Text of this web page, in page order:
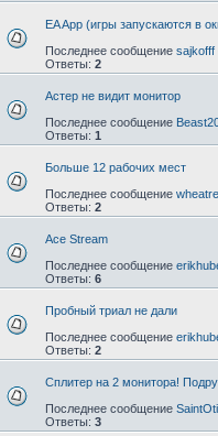
EA App (игры запускаются в
Последнее сообщение sajkofff
Ответы: 2
Астер не видит монитор
Последнее сообщение
Ответы: 1
Больше 12 рабочих мест
Последнее сообщение
Ответы: 2
Ace Stream
Последнее сообщение
Ответы: 6
Пробный триал не дали
Последнее сообщение
Ответы: 2
Сплитер на 2 монитора!
Последнее сообщение
Ответы: 3